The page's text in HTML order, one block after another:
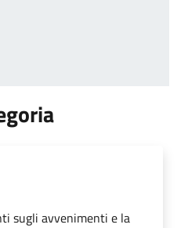
sugli avvenimenti e la